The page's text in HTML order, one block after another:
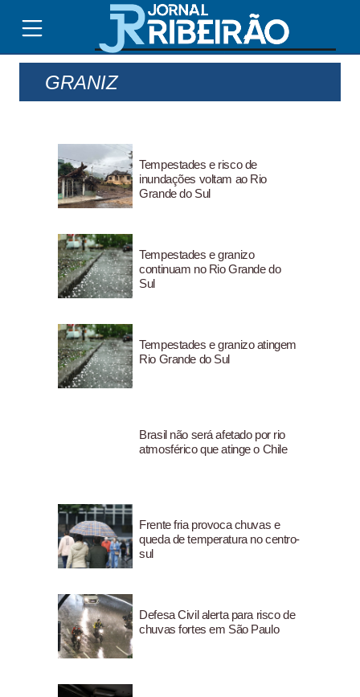
GRANIZ
Tempestades e risco de
inundações voltam ao Rio
Grande do Sul
Tempestades e granizo
continuam no Rio Grande do
Sul
Tempestades e granizo atingem
Rio Grande do Sul
Brasil não será afetado por rio
atmosférico que atinge o Chile
Frente fria provoca chuvas e
queda de temperatura no centro-
sul
Defesa Civil alerta para risco de
chuvas fortes em São Paulo